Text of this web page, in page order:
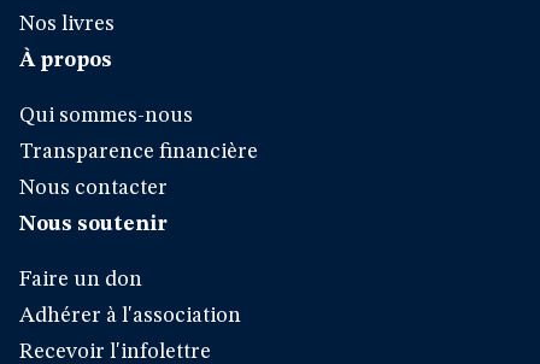
Nos livres
À propos
Qui sommes-nous
Transparence financière
Nous contacter
Nous soutenir
Faire un don
Adhérer à l'association
Recevoir l'infolettre